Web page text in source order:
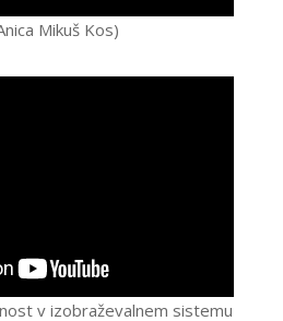
Mikuš Kos)
v izobraževalnem sistemu